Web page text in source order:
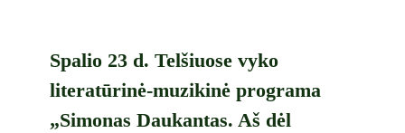
Spalio 23 d. Telšiuose vyko
literatūrinė-muzikinė programa
„Simonas Daukantas. Aš dėl